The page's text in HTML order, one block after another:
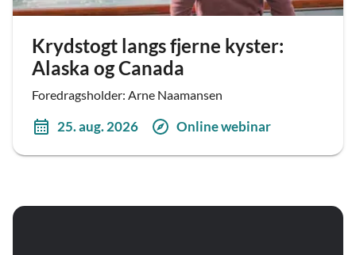
Krydstogt langs fjerne kyster:
Alaska og Canada
Foredragsholder: Arne Naamansen
25. aug. 2026 Online webinar